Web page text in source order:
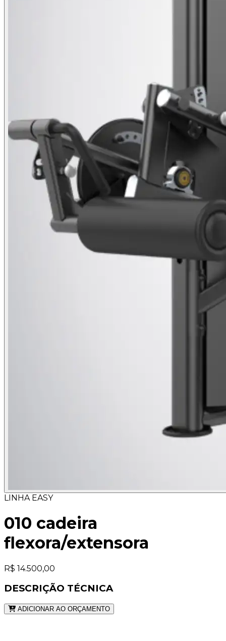
LINHA EASY
010 cadeira
flexora/extensora
R$ 14.500,00
DESCRIÇÃO TÉCNICA
ADICIONAR AO ORÇAMENTO